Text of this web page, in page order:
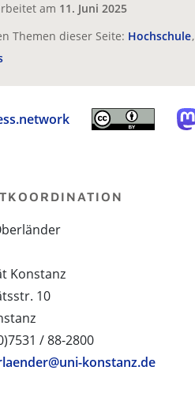
am 11. Juni 2025
Themen dieser Seite: Hochschule
Konstanz
10
/ 88-2800
konstanz.de